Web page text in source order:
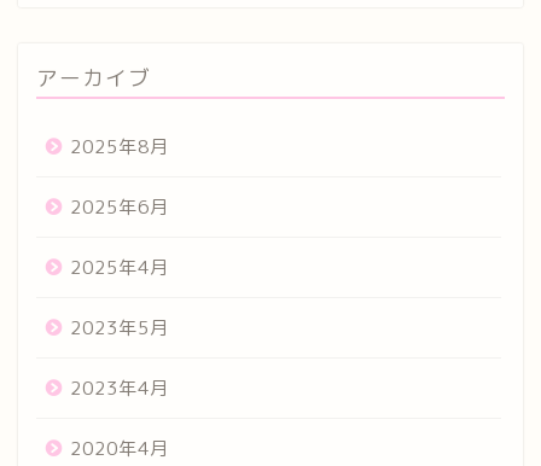
アーカイブ
2025年8月
2025年6月
2025年4月
2023年5月
2023年4月
2020年4月